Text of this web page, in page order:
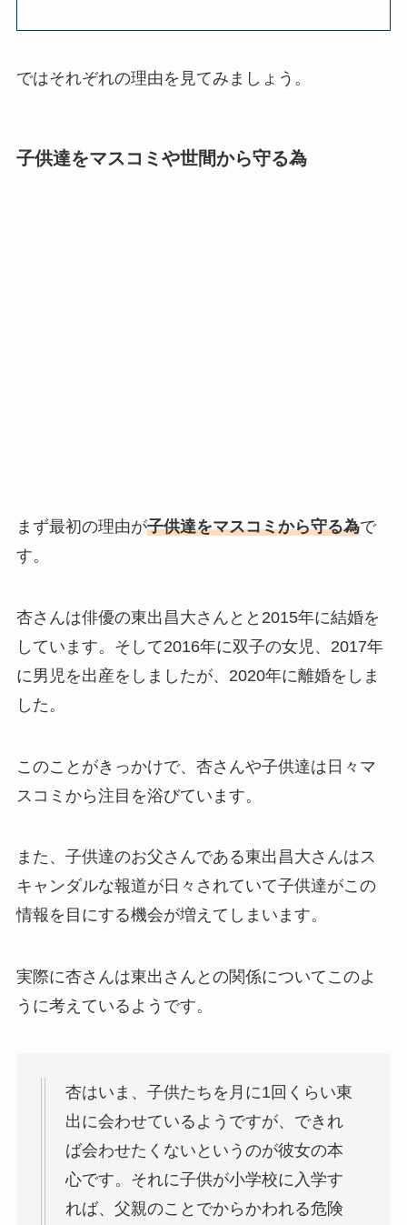
ではそれぞれの理由を見てみましょう。
子供達をマスコミや世間から守る為
まず最初の理由が子供達をマスコミから守る為で
す。
杏さんは俳優の東出昌大さんと と2015年に結婚を
しています。そして2016年に双子の女児、2017年
に男児を出産をしましたが、2020年に離婚をしま
した。
このことがきっかけで、杏さんや子供達は日々マ
スコミから注目を浴びています。
また、子供達のお父さんである東出昌大さんはス
キャンダルな報道が日々されていて子供達がこの
情報を目にする機会が増えてしまいます。
実際に杏さんは東出さんとの関係についてこのよ
うに考えているようです。
杏はいま、子供たちを月に1回くらい東
出に会わせているようですが、できれ
ば会わせたくないというのが彼女の本
心です。それに子供が小学校に入学す
れば、父親のことでからかわれる危険